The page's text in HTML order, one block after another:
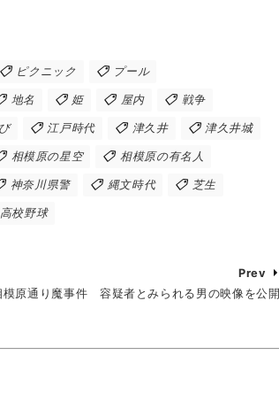
ピクニック プール
地名 姫 屋内 戦争
江戸時代 津久井 津久井城
相模原の星空 相模原の有名人
神奈川県警 縄文時代 芝生
高校野球
Prev
模原通り魔事件 容疑者とみられる男の映像を公開